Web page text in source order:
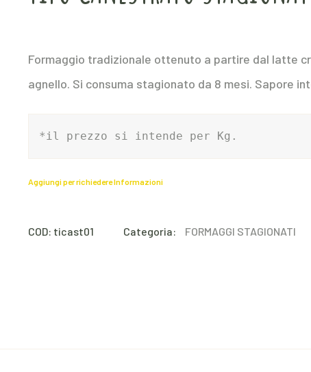
Formaggio tradizionale ottenuto a partire dal latte
agnello. Si consuma stagionato da 8 mesi. Sapore
*il prezzo si intende per Kg.
Aggiungi per richiedere Informazioni
COD: ticast01 Categoria: FORMAGGI STAGIONATI